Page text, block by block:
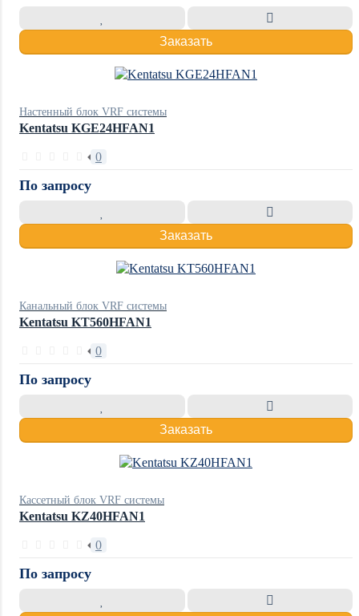
Заказать
Настенный блок VRF системы
Kentatsu KGE24HFAN1
0
По запросу
Заказать
Канальный блок VRF системы
Kentatsu KT560HFAN1
0
По запросу
Заказать
Кассетный блок VRF системы
Kentatsu KZ40HFAN1
0
По запросу